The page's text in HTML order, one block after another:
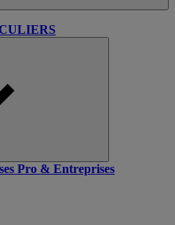
Pro & Entreprises